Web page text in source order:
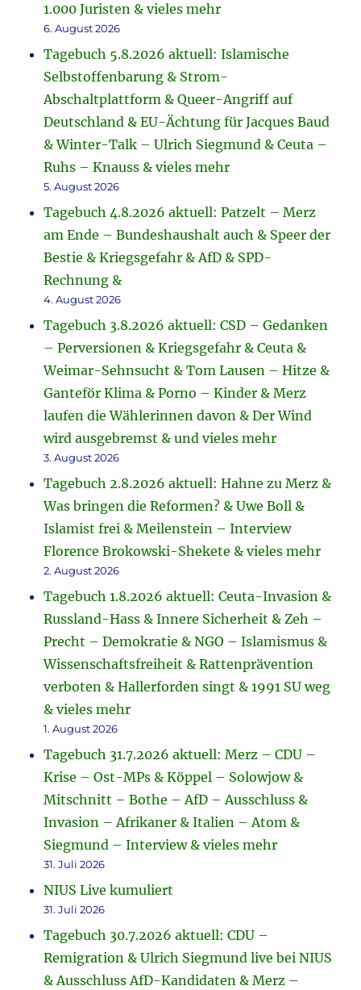
1.000 Juristen & vieles mehr
6. August 2026
Tagebuch 5.8.2026 aktuell: Islamische
Selbstoffenbarung & Strom-
Abschaltplattform & Queer-Angriff auf
Deutschland & EU-Ächtung für Jacques Baud
& Winter-Talk – Ulrich Siegmund & Ceuta –
Ruhs – Knauss & vieles mehr
5. August 2026
Tagebuch 4.8.2026 aktuell: Patzelt – Merz
am Ende – Bundeshaushalt auch & Speer der
Bestie & Kriegsgefahr & AfD & SPD-
Rechnung &
4. August 2026
Tagebuch 3.8.2026 aktuell: CSD – Gedanken
– Perversionen & Kriegsgefahr & Ceuta &
Weimar-Sehnsucht & Tom Lausen – Hitze &
Ganteför Klima & Porno – Kinder & Merz
laufen die Wählerinnen davon & Der Wind
wird ausgebremst & und vieles mehr
3. August 2026
Tagebuch 2.8.2026 aktuell: Hahne zu Merz &
Was bringen die Reformen? & Uwe Boll &
Islamist frei & Meilenstein – Interview
Florence Brokowski-Shekete & vieles mehr
2. August 2026
Tagebuch 1.8.2026 aktuell: Ceuta-Invasion &
Russland-Hass & Innere Sicherheit & Zeh –
Precht – Demokratie & NGO – Islamismus &
Wissenschaftsfreiheit & Rattenprävention
verboten & Hallerforden singt & 1991 SU weg
& vieles mehr
1. August 2026
Tagebuch 31.7.2026 aktuell: Merz – CDU –
Krise – Ost-MPs & Köppel – Solowjow &
Mitschnitt – Bothe – AfD – Ausschluss &
Invasion – Afrikaner & Italien – Atom &
Siegmund – Interview & vieles mehr
31. Juli 2026
NIUS Live kumuliert
31. Juli 2026
Tagebuch 30.7.2026 aktuell: CDU –
Remigration & Ulrich Siegmund live bei NIUS
& Ausschluss AfD-Kandidaten & Merz –